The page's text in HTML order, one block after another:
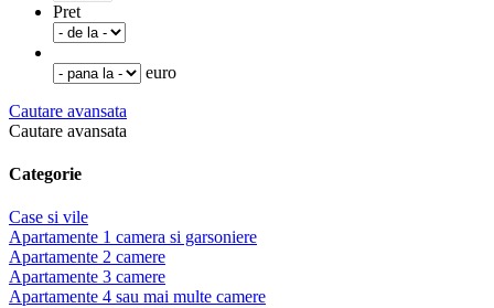
Pret
euro
Cautare avansata
Cautare avansata
Categorie
Case si vile
Apartamente 1 camera si garsoniere
Apartamente 2 camere
Apartamente 3 camere
Apartamente 4 sau mai multe camere